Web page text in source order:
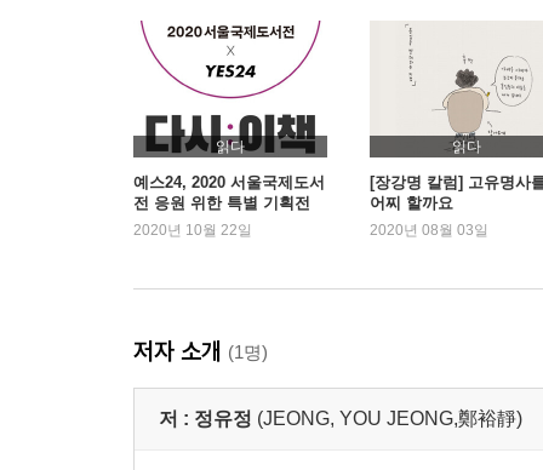
읽다
예스24, 2020 서울국제도서
전 응원 위한 특별 기획전
진행
2020년 10월 22일
읽다
[장강명 칼럼] 고유명사
어찌 할까요
2020년 08월 03일
저자 소개 (1명)
저 : 정유정 (JEONG, YOU JEONG,鄭裕靜)